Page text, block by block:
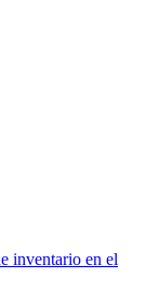
inventario en el